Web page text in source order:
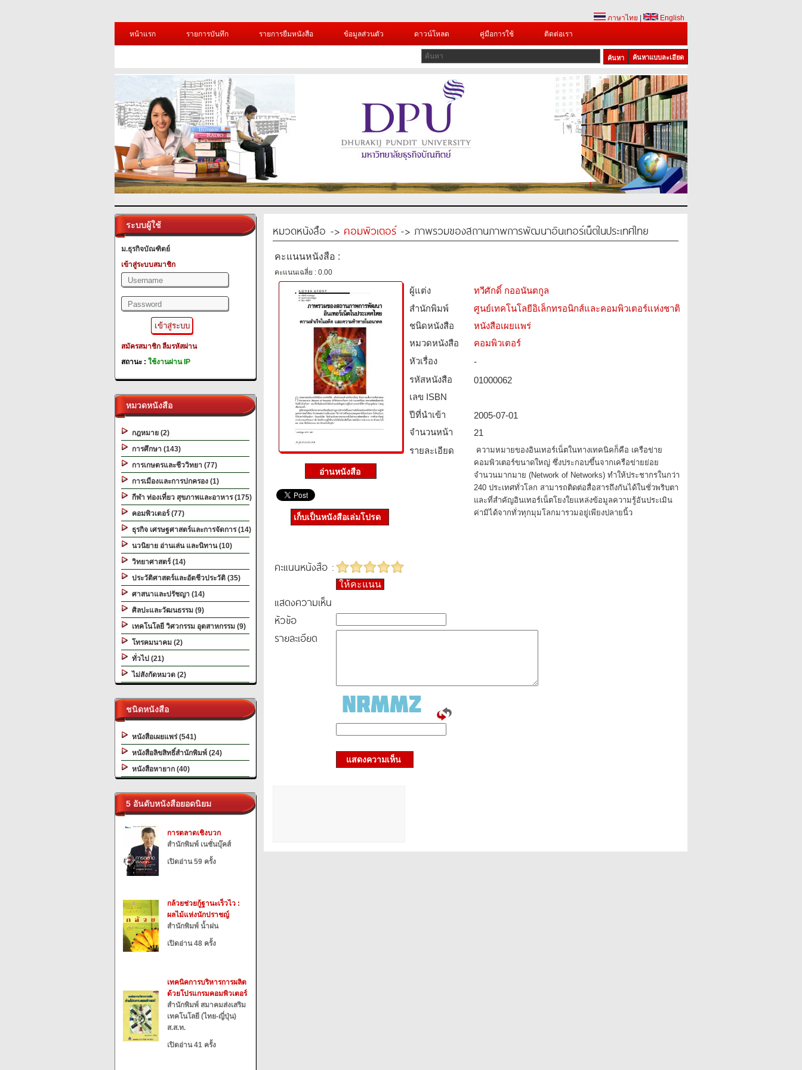
ภาษาไทย
English
หน้าแรก
รายการบันทึก รายการยืมหนังสือ ข้อมูลส่วนตัว ดาวน์โหลด คู่มือการใช้ ติดต่อเรา
ค้นหาแบบละเอียด
1
ระบบผู้ใช้
ม.ธุรกิจบัณฑิตย์
เข้าสู่ระบบสมาชิก
สมัครสมาชิก ลืมรหัสผ่าน
สถานะ : ใช้งานผ่าน IP
หมวดหนังสือ
กฎหมาย (2)
การศึกษา (143)
การเกษตรและชีววิทยา (77)
การเมืองและการปกครอง (1)
กีฬา ท่องเที่ยว สุขภาพและอาหาร (175)
คอมพิวเตอร์ (77)
ธุรกิจ เศรษฐศาสตร์และการจัดการ (14)
นวนิยาย อ่านเล่น และนิทาน (10)
วิทยาศาสตร์ (14)
ประวัติศาสตร์และอัตชีวประวัติ (35)
ศาสนาและปรัชญา (14)
ศิลปะและวัฒนธรรม (9)
เทคโนโลยี วิศวกรรม อุตสาหกรรม (9)
โทรคมนาคม (2)
ทั่วไป (21)
ไม่สังกัดหมวด (2)
ชนิดหนังสือ
หนังสือเผยแพร่ (541)
หนังสือลิขสิทธิ์สำนักพิมพ์ (24)
หนังสือหายาก (40)
5 อันดับหนังสือยอดนิยม
การตลาดเชิงบวก
สำนักพิมพ์ เนชั่นบุ๊คส์
เปิดอ่าน 59 ครั้ง
กล้วยช่วยกู้ฐานะเร็วไว :
ผลไม้แห่งนักปราชญ์
สำนักพิมพ์ น้ำฝน
เปิดอ่าน 48 ครั้ง
เทคนิคการบริหารการผลิต
ด้วยโปรแกรมคอมพิวเตอร์
สำนักพิมพ์ สมาคมส่งเสริม
เทคโนโลยี (ไทย-ญี่ปุ่น)
ส.ส.ท.
เปิดอ่าน 41 ครั้ง
หมวดหนังสือ -> คอมพิวเตอร์-> ภาพรวมของสถานภาพการพัฒนาอินเทอร์เน็ตในประเทศไทย
คะแนนหนังสือ :
คะแนนเฉลี่ย : 0.00
ผู้แต่ง
ทวีศักดิ์ กออนันตกูล
สำนักพิมพ์
ศูนย์เทคโนโลยีอิเล็กทรอนิกส์และคอมพิวเตอร์แห่งชาติ
ชนิดหนังสือ­
หนังสือเผยแพร่
หมวดหนังสือ­
คอมพิวเตอร์
หัวเรื่อง
-
รหัสหนังสือ­
01000062
เลข ISBN
ปีที่นำเข้า
2005-07-01
จำนวนหน้า
21
รายละเอียด
ความหมายของอินเทอร์เน็ตในทางเทคนิคก็คือ เครือข่าย
คอมพิวเตอร์ขนาดใหญ่ ซึ่งประกอบขึ้นจากเครือข่ายย่อย
จำนวนมากมาย (Network of Networks) ทำให้ประชากรในกว่า
240 ประเทศทั่วโลก สามารถติดต่อสื่อสารถึงกันได้ในชั่วพริบตา
และที่สำคัญอินเทอร์เน็ตโยงใยแหล่งข้อมูลความรู้อันประเมิน
ค่ามิได้จากทั่วทุกมุมโลกมารวมอยู่เพียงปลายนิ้ว
เก็บเป็นหนังสือเล่มโปรด
คะแนนหนังสือ :
ให้คะแนน
แสดงความเห็น
หัวข้อ
รายละเอียด
แสดงความเห็น